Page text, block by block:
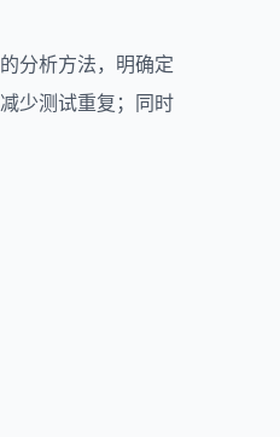
分析方法，明确定
少测试重复；同时